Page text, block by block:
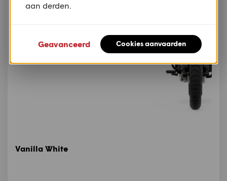
Vanilla White
aan derden.
Geavanceerd Cookies aanvaarden